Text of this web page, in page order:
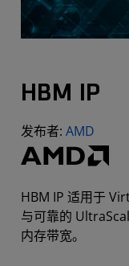
HBM IP
发布者: AMD
HBM IP 适用于
与可靠的
内存带宽。